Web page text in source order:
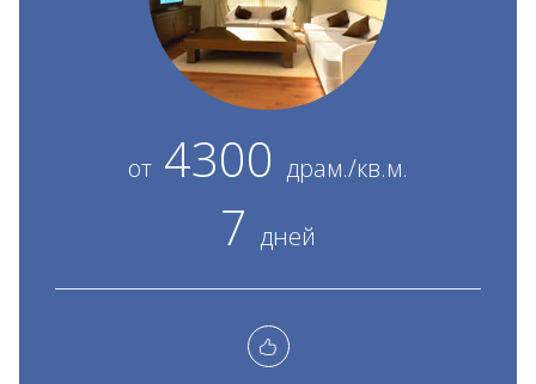
от 4300 драм./кв.м.
7 дней